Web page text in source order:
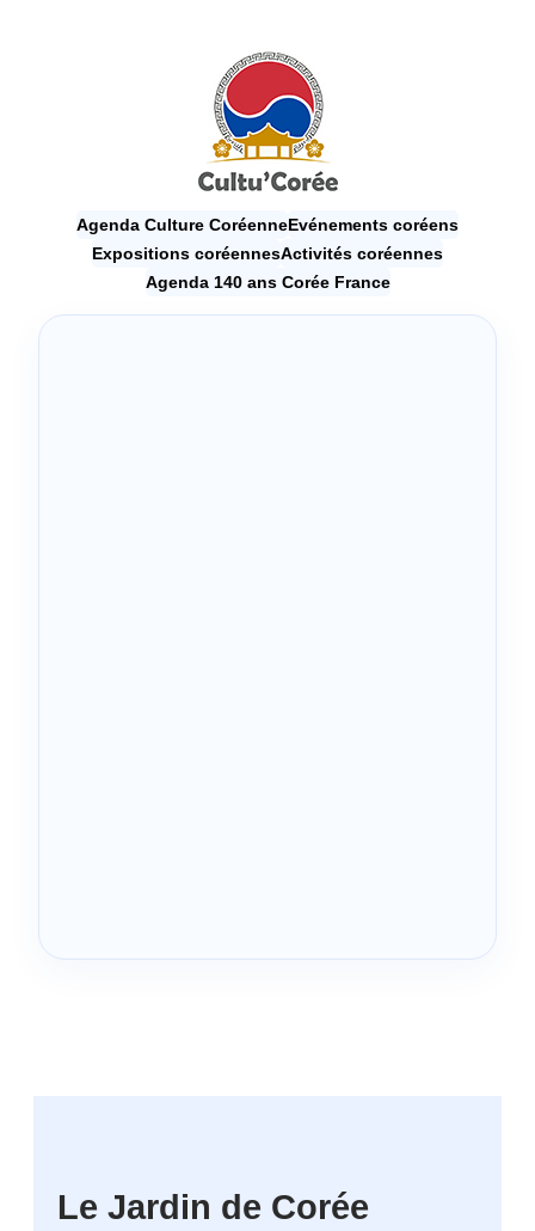
Agenda Culture CoréenneEvénements coréens
Expositions coréennesActivités coréennes
Agenda 140 ans Corée France
Le Jardin de Corée